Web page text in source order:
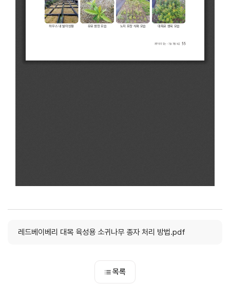
레드베이베리 대목 육성용 소귀나무 종자 처리 방법.pdf
목록